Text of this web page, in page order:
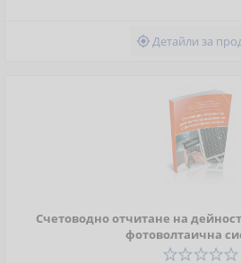
Детайли за
Счетоводно отчитане на
фотоволтаична